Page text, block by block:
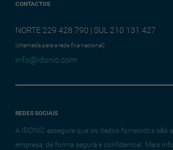
CONTACTOS
NORTE 229 428 790 | SUL 210 131 427
(chamada para a rede fixa nacional)
info@idonic.com
REDES SOCIAIS
A IDONIC assegura que os dados fornecidos são
empresa, de forma segura e confidencial. Mais